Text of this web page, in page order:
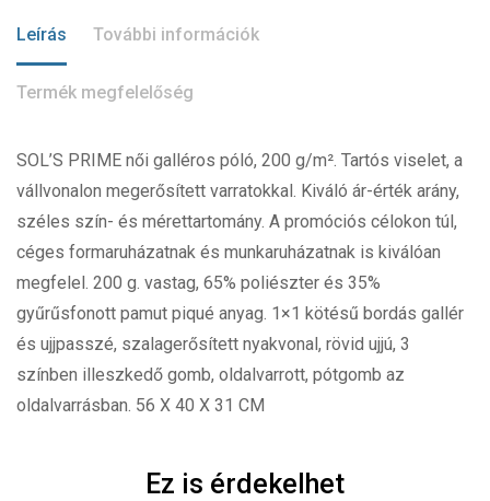
Leírás További információk
Termék megfelelőség
SOL’S PRIME női galléros póló, 200 g/m². Tartós viselet, a
vállvonalon megerősített varratokkal. Kiváló ár-érték arány,
széles szín- és mérettartomány. A promóciós célokon túl,
céges formaruházatnak és munkaruházatnak is kiválóan
megfelel. 200 g. vastag, 65% poliészter és 35%
gyűrűsfonott pamut piqué anyag. 1×1 kötésű bordás gallér
és ujjpasszé, szalagerősített nyakvonal, rövid ujjú, 3
színben illeszkedő gomb, oldalvarrott, pótgomb az
oldalvarrásban. 56 X 40 X 31 CM
Ez is érdekelhet